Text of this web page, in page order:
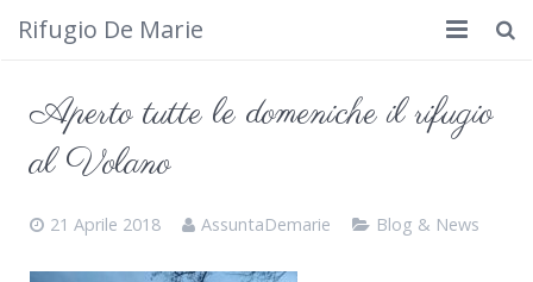
Rifugio De Marie
Dove siamo
Aperto tutte le domeniche il rifugio
al Volano
21 Aprile 2018 AssuntaDemarie Blog & News